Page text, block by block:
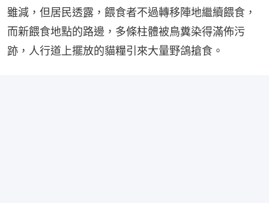
雖減，但居民透露，餵食者不過轉移陣地繼續餵食，
而新餵食地點的路邊，多條柱體被鳥糞染得滿佈污
跡，人行道上擺放的貓糧引來大量野鴿搶食。